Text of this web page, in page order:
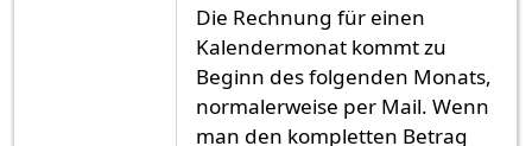
Die Rechnung für einen
Kalendermonat kommt zu
Beginn des folgenden Monats,
normalerweise per Mail. Wenn
man den kompletten Betrag